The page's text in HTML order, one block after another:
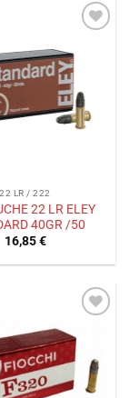
à la liste
souhaits
22 LR / 222
22 LR ELEY
40GR /50
16,85€
à la liste
souhaits